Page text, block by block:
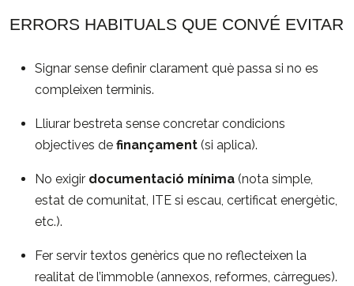
ERRORS HABITUALS QUE CONVÉ EVITAR
Signar sense definir clarament què passa si no es
compleixen terminis.
Lliurar bestreta sense concretar condicions
objectives de finançament (si aplica).
No exigir documentació mínima (nota simple,
estat de comunitat, ITE si escau, certificat energètic,
etc.).
Fer servir textos genèrics que no reflecteixen la
realitat de l’immoble (annexos, reformes, càrregues).